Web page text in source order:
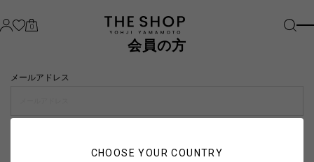
CHOOSE YOUR COUNTRY
0
会員の方
メールアドレス